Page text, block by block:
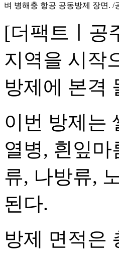
벼 병해충 항공 공동방제 장면. /
[더팩트ㅣ공
지역을 시작
방제에 본격
이번 방제는
열병, 흰잎
류, 나방류,
된다.
방제 면적은